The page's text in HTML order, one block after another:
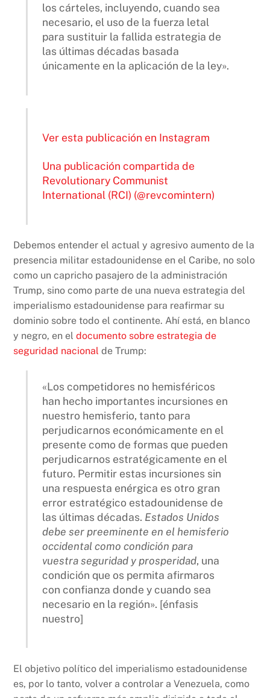
los cárteles, incluyendo, cuando sea
necesario, el uso de la fuerza letal
para sustituir la fallida estrategia de
las últimas décadas basada
únicamente en la aplicación de la ley».
Ver esta publicación en Instagram
Una publicación compartida de
Revolutionary Communist
International (RCI) (@revcomintern)
Debemos entender el actual y agresivo aumento de la
presencia militar estadounidense en el Caribe, no solo
como un capricho pasajero de la administración
Trump, sino como parte de una nueva estrategia del
imperialismo estadounidense para reafirmar su
dominio sobre todo el continente. Ahí está, en blanco
y negro, en el documento sobre estrategia de
seguridad nacional de Trump:
«Los competidores no hemisféricos
han hecho importantes incursiones en
nuestro hemisferio, tanto para
perjudicarnos económicamente en el
presente como de formas que pueden
perjudicarnos estratégicamente en el
futuro. Permitir estas incursiones sin
una respuesta enérgica es otro gran
error estratégico estadounidense de
las últimas décadas. Estados Unidos
debe ser preeminente en el hemisferio
occidental como condición para
vuestra seguridad y prosperidad, una
condición que os permita afirmaros
con confianza donde y cuando sea
necesario en la región». [énfasis
nuestro]
El objetivo político del imperialismo estadounidense
es, por lo tanto, volver a controlar a Venezuela, como